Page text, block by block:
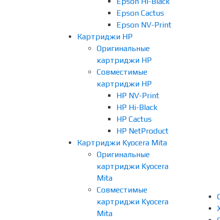
Epson Cactus
Epson NV-Print
Картриджи HP
Оригинальные
картриджи HP
Совместимые
картриджи HP
HP NV-Print
HP Hi-Black
HP Cactus
HP NetProduct
Картриджи Kyocera Mita
Оригинальные
картриджи Kyocera
Mita
Совместимые
картриджи Kyocera
Mita